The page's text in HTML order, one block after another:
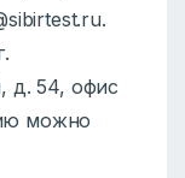
д. 54, офис
можно